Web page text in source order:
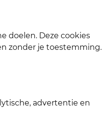
en gezondheid?…
doelen. Deze cookies
zonder je toestemming.
advertentie en